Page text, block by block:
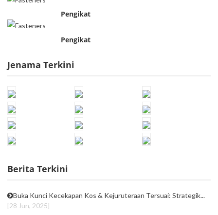
Pengikat
Pengikat
Jenama Terkini
Berita Terkini
Buka Kunci Kecekapan Kos & Kejuruteraan Tersuai: Strategik...
[28 Jun, 2025]